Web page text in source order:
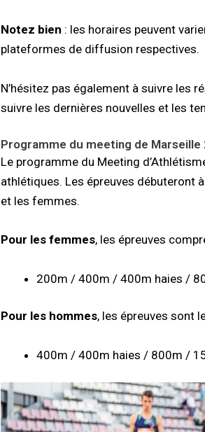
Notez bien : les horaires peuvent
plateformes de diffusion respectives.
N’hésitez pas également à suivre les
suivre les dernières nouvelles et les
Programme du meeting de Marseille
Le programme du Meeting
athlétiques. Les épreuves débuteront
et les femmes.
Pour les femmes, les épreuves
200m / 400m / 400m haies /
Pour les hommes, les épreuves sont
400m / 400m haies / 800m /